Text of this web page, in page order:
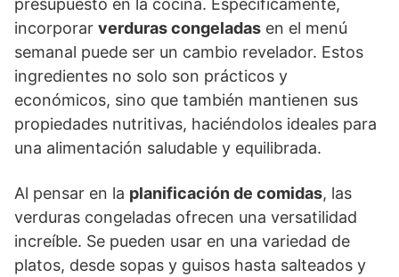
presupuesto en la cocina. Específicamente,
incorporar verduras congeladas en el menú
semanal puede ser un cambio revelador. Estos
ingredientes no solo son prácticos y
económicos, sino que también mantienen sus
propiedades nutritivas, haciéndolos ideales para
una alimentación saludable y equilibrada.
Al pensar en la planificación de comidas, las
verduras congeladas ofrecen una versatilidad
increíble. Se pueden usar en una variedad de
platos, desde sopas y guisos hasta salteados y